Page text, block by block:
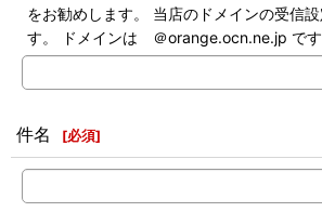
をお勧めします。 当店のドメインの受信
す。 ドメインは ＠orange.ocn.ne.jp です
件名 [必須]